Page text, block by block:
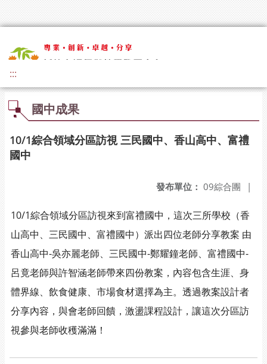
:::
國中成果
10/1綜合領域分區訪視 三民國中、香山高中、富禮
國中
發布單位： 09綜合團 |
10/1綜合領域分區訪視來到富禮國中，這次三所學校（香
山高中、三民國中、富禮國中）派出四位老師分享教案 由
香山高中-吳亦麗老師、三民國中-鄭耀鐘老師、富禮國中-
呂竟老師與許智涵老師帶來四份教案，內容包含生涯、身
體界線、飲食健康、市場食材選擇為主。透過教案設計者
分享內容，與會老師回饋，激盪課程設計，讓這次分區訪
視參與老師收穫滿滿！